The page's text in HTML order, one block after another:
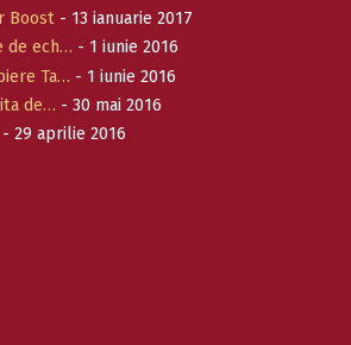
Boost - 13 ianuarie 2017
de ech… - 1 iunie 2016
Ta… - 1 iunie 2016
de… - 30 mai 2016
- 29 aprilie 2016